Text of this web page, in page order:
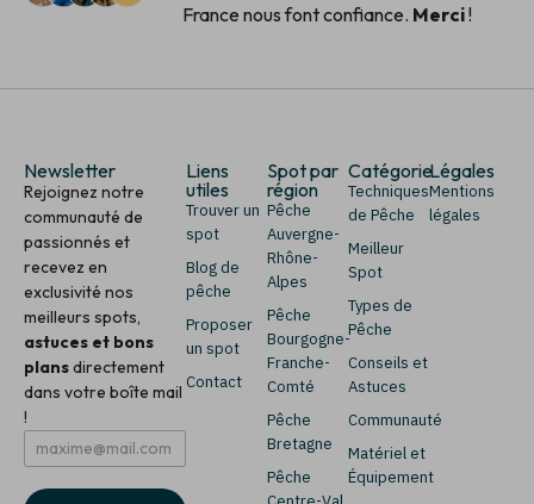
France nous font confiance. Merci!
Newsletter
Rejoignez notre
communauté de
passionnés et
recevez en
exclusivité nos
meilleurs spots,
astuces et bons
plansdirectement
dans votre boîte mail
!
E
m
E
m
i
Liens
utiles
Trouver un
spot
Blog de
pêche
Proposer
un spot
Contact
Spot par
région
Pêche
Auvergne-
Rhône-
Alpes
Pêche
Bourgogne-
Franche-
Comté
Pêche
Bretagne
Pêche
Catégorie
Techniques
de Pêche
Meilleur
Spot
Types de
Pêche
Conseils et
Astuces
Communauté
Matériel et
Équipement
Légales
Mentions
légales